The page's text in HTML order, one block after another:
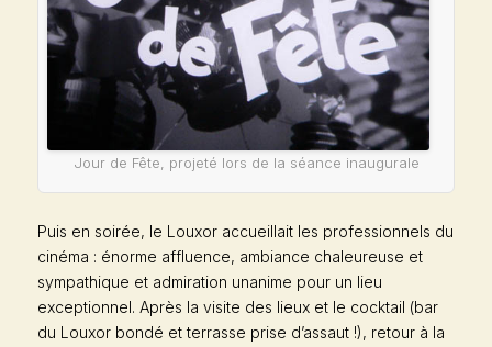
Jour de Fête, projeté lors de la séance inaugurale
Puis en soirée, le Louxor accueillait les professionnels du
cinéma : énorme affluence, ambiance chaleureuse et
sympathique et admiration unanime pour un lieu
exceptionnel. Après la visite des lieux et le cocktail (bar
du Louxor bondé et terrasse prise d’assaut !), retour à la